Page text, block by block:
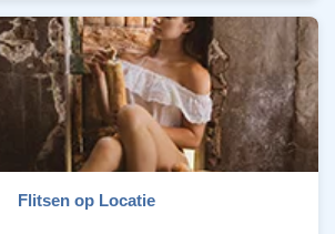
Flitsen op Locatie